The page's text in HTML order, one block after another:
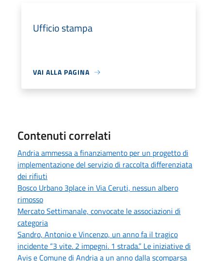
Ufficio stampa
VAI ALLA PAGINA
Contenuti correlati
Andria ammessa a finanziamento per un progetto di
implementazione del servizio di raccolta differenziata
dei rifiuti
Bosco Urbano 3place in Via Ceruti, nessun albero
rimosso
Mercato Settimanale, convocate le associazioni di
categoria
Sandro, Antonio e Vincenzo, un anno fa il tragico
incidente “3 vite. 2 impegni. 1 strada.” Le iniziative di
Avis e Comune di Andria a un anno dalla scomparsa